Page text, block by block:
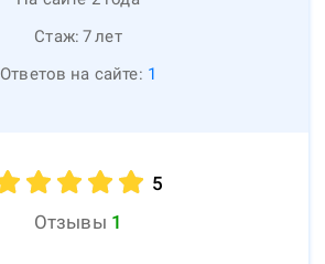
Стаж: 7лет
Ответов на сайте: 1
5
Отзывы 1